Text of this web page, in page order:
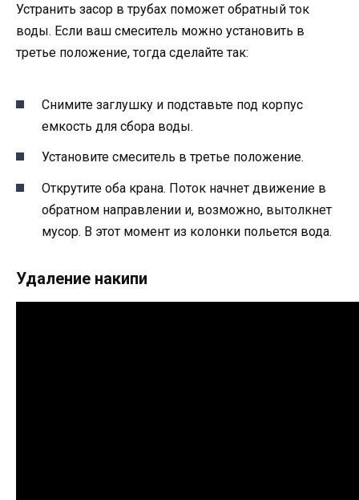
Устранить засор в трубах поможет обратный ток
воды. Если ваш смеситель можно установить в
третье положение, тогда сделайте так:
Снимите заглушку и подставьте под корпус
емкость для сбора воды.
Установите смеситель в третье положение.
Открутите оба крана. Поток начнет движение в
обратном направлении и, возможно, вытолкнет
мусор. В этот момент из колонки польется вода.
Удаление накипи